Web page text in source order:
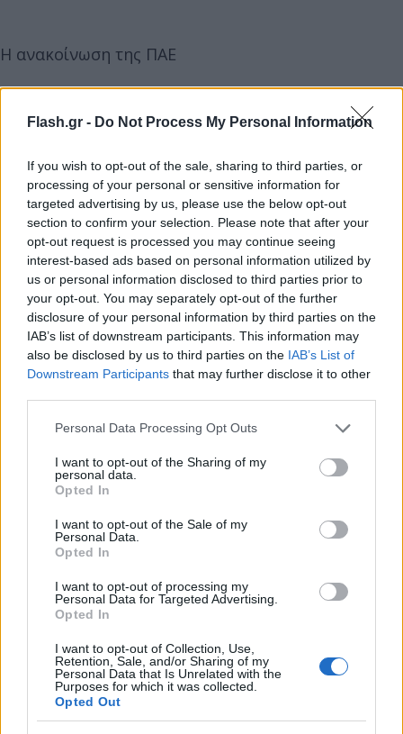
Flash.gr - Do Not Process My Personal Information
If you wish to opt-out of the sale, sharing to third parties, or
processing of your personal or sensitive information for
targeted advertising by us, please use the below opt-out
section to confirm your selection. Please note that after your
opt-out request is processed you may continue seeing
interest-based ads based on personal information utilized by
us or personal information disclosed to third parties prior to
your opt-out. You may separately opt-out of the further
disclosure of your personal information by third parties on the
IAB’s list of downstream participants. This information may
also be disclosed by us to third parties on the IAB’s List of
Downstream Participants that may further disclose it to other
Please note that this website/app uses one or more Google
not limited to your visit or usage behaviour. You may click to
grant or deny consent to Google and its third-party tags to
use your data for below specified purposes in below Google
consent section.
Personal Data Processing Opt Outs
I want to opt-out of the Sharing of my
personal data.
Opted In
I want to opt-out of the Sale of my
Personal Data.
Opted In
I want to opt-out of processing my
Personal Data for Targeted Advertising.
Opted In
I want to opt-out of Collection, Use,
Retention, Sale, and/or Sharing of my
Personal Data that Is Unrelated with the
Purposes for which it was collected.
Opted Out
Η ανακοίνωση της ΠΑΕ
Περόνε, ο οποίος άφησε την τελευταία του πνοή σε
ηλικία 68 ετών.